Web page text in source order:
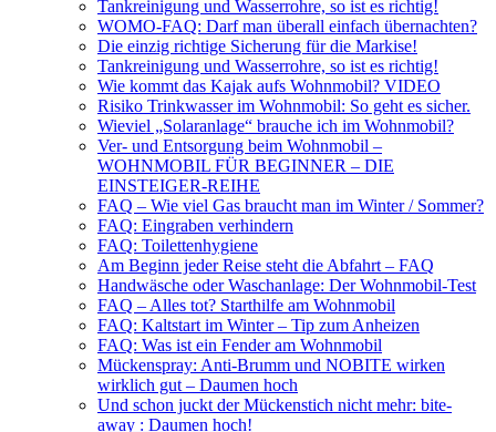
Tankreinigung und Wasserrohre, so ist es richtig!
WOMO-FAQ: Darf man überall einfach übernachten?
Die einzig richtige Sicherung für die Markise!
Tankreinigung und Wasserrohre, so ist es richtig!
Wie kommt das Kajak aufs Wohnmobil? VIDEO
Risiko Trinkwasser im Wohnmobil: So geht es sicher.
Wieviel „Solaranlage“ brauche ich im Wohnmobil?
Ver- und Entsorgung beim Wohnmobil –
WOHNMOBIL FÜR BEGINNER – DIE
EINSTEIGER-REIHE
FAQ – Wie viel Gas braucht man im Winter / Sommer?
FAQ: Eingraben verhindern
FAQ: Toilettenhygiene
Am Beginn jeder Reise steht die Abfahrt – FAQ
Handwäsche oder Waschanlage: Der Wohnmobil-Test
FAQ – Alles tot? Starthilfe am Wohnmobil
FAQ: Kaltstart im Winter – Tip zum Anheizen
FAQ: Was ist ein Fender am Wohnmobil
Mückenspray: Anti-Brumm und NOBITE wirken
wirklich gut – Daumen hoch
Und schon juckt der Mückenstich nicht mehr: bite-
away : Daumen hoch!